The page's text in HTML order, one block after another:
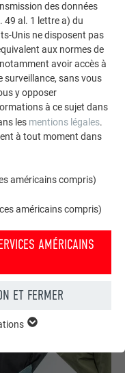
façades ne se
en aluminium
et peuvent être
rend parfaites pour
existants.
des données
49 al. 1 lettre a) du
Unis ne disposent pas
aux normes de
avoir accès à
surveillance, sans vous
y opposer
à ce sujet dans
les mentions légales.
à tout moment dans
américains compris)
américains compris)
AMÉRICAINS
ET FERMER
que le site